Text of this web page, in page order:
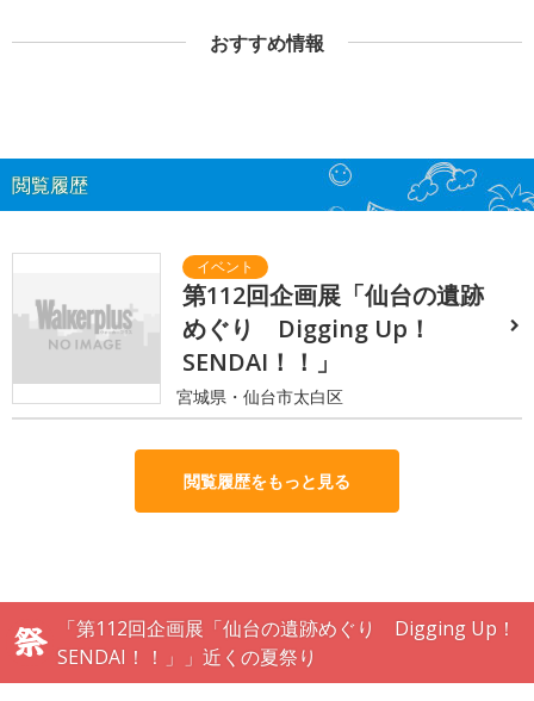
おすすめ情報
閲覧履歴
第112回企画展「仙台の遺跡
めぐり Digging Up！
SENDAI！！」
宮城県・仙台市太白区
閲覧履歴をもっと見る
「第112回企画展「仙台の遺跡めぐり Digging Up！
SENDAI！！」」近くの夏祭り